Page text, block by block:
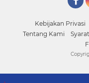
Kebijakan Privasi
Tentang Kami